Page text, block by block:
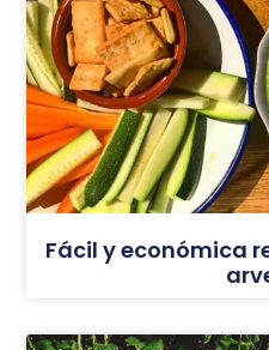
Fácil y económica